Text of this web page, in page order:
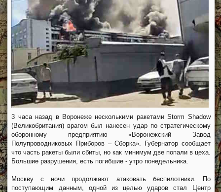
3 часа назад в Воронеже несколькими ракетами Storm Shadow
(Великобритания) врагом был нанесен удар по стратегическому
оборонному предприятию «Воронежский Завод
Полупроводниковых Приборов – Сборка». Губернатор сообщает
что часть ракеты были сбиты, но как минимум две попали в цеха.
Большие разрушения, есть погибшие - утро понедельника.
Москву с ночи продолжают атаковать беспилотники. По
поступающим данным, одной из целью ударов стал Центр